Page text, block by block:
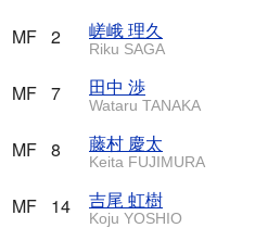
MF 2 嵯峨 理久
Riku SAGA
MF 7 田中 渉
Wataru TANAKA
MF 8 藤村 慶太
Keita FUJIMURA
MF 14 吉尾 虹樹
Koju YOSHIO